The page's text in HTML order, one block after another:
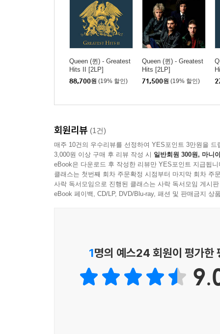
Queen (퀸) - Greatest
Hits II [2LP]
88,700원 (19% 할인)
Queen (퀸) - Greatest
Hits [2LP]
71,500원 (19% 할인)
회원리뷰 (1건)
매주 10건의 우수리뷰를 선정하여 YES포인트 3만원을 드
3,000원 이상 구매 후 리뷰 작성 시 일반회원 300원, 마니
eBook은 다운로드 후 작성한 리뷰만 YES포인트 지급됩니
클래스는 첫번째 회차 주문확정 시점부터 마지막 회차 주
사락 독서모임으로 진행된 클래스는 사락 독서모임 게시
eBook 페이백, CD/LP, DVD/Blu-ray, 패션 및 판매금지 상
1명의 예스24 회원이 평가한